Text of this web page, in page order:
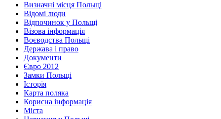
Визначні місця Польщі
Відомі люди
Відпочинок у Польщі
Візова інформація
Воєводства Польщі
Держава і право
Документи
Євро 2012
Замки Польщі
Історія
Карта поляка
Корисна інформація
Міста